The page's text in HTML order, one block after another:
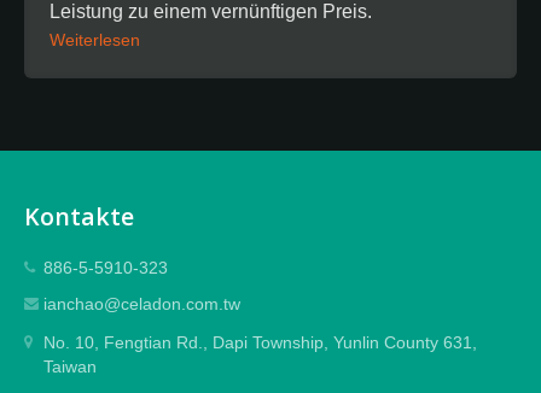
Leistung zu einem vernünftigen Preis.
Weiterlesen
Kontakte
886-5-5910-323
ianchao@celadon.com.tw
No. 10, Fengtian Rd., Dapi Township, Yunlin County 631,
Taiwan